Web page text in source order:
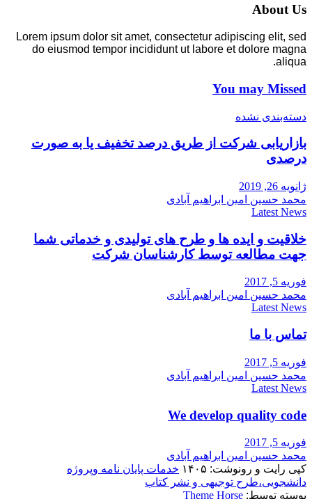
About Us
Lorem ipsum dolor sit amet, consectetur adipiscing elit, sed
do eiusmod tempor incididunt ut labore et dolore magna
aliqua.
You may Missed
دسته‌بندی نشده
بازاریابی شرکت از طریق درصد تخفیف یا به صورت
درصدی
ژانویه 26, 2019
محمد حسین امین ابراهیم آبادی
Latest News
خلاقیت و ایده ها و طرح های تولیدی و خدماتی شما
جهت مطالعه توسط کارشناسان شرکت
فوریه 5, 2017
محمد حسین امین ابراهیم آبادی
Latest News
تماس با ما
فوریه 5, 2017
محمد حسین امین ابراهیم آبادی
Latest News
We develop quality code
فوریه 5, 2017
محمد حسین امین ابراهیم آبادی
کپی رایت و رونوشت: ۱۴۰۵
خدمات پایان نامه وپروژه
دانشجویی،طرح توجیهی و نشر کتاب
پوسته توسط: Theme Horse